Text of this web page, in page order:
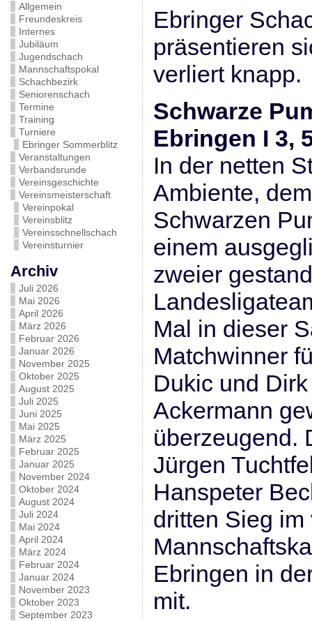
Allgemein
Freundeskreis
Internes
Jubiläum
Jugendschach
Mannschaftspokal
Schachbezirk
Seniorenschach
Termine
Training
Turniere
Ebringer Sommerblitz
Veranstaltungen
Verbandsrunde
Vereinsgeschichte
Vereinsmeisterschaft
Vereinpokal
Vereinsblitz
Vereinsschnellschach
Vereinsturnier
Archiv
Juli 2026
Mai 2026
April 2026
März 2026
Februar 2026
Januar 2026
November 2025
Oktober 2025
August 2025
Juli 2025
Juni 2025
Mai 2025
März 2025
Februar 2025
Januar 2025
November 2024
Oktober 2024
August 2024
Juli 2024
Mai 2024
April 2024
März 2024
Februar 2024
Januar 2024
November 2023
Oktober 2023
September 2023
Ebringer
präsentieren
verliert knapp.
Schwarze
Ebringen I 3,
In der netten
Ambiente,
Schwarzen
einem
zweier
Mal in dieser
Matchwinner
Dukic und
Ackermann
überzeugend.
Jürgen
Hanspeter
dritten Sieg im
Ebringen in
mit.